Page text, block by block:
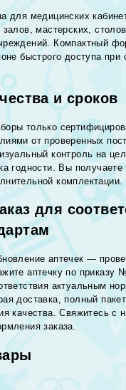
для медицинских
залов, мастерских,
Компактный
быстрого доступа
и сроков
только
от проверенных
контроль на
годности. Вы получаете
комплектации.
для
аптечек —
аптечку по приказу
актуальным
доставка, полный
качества. Свяжитесь с
заказа.